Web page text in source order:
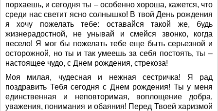
порхаешь, и сегодня ты – особенно хороша, кажется, что
среди нас светит ясно солнышко! В твой День рождения
я хочу пожелать тебе: оставайся такой же, будь
жизнерадостной, не унывай и смейся звонко, когда
весело! Я мог бы пожелать тебе еще быть серьезной и
осторожной, но ты и так умеешь за себя постоять, ты –
настоящее чудо, с Днем рождения, стрекоза!
Моя милая, чудесная и нежная сестричка! Я рад
поздравить Тебя сегодня с Днем рождения! Ты у меня
единственная и неповторимая, воплощение добра,
уважения, понимания и обаяния! Перед Твоей харизмой